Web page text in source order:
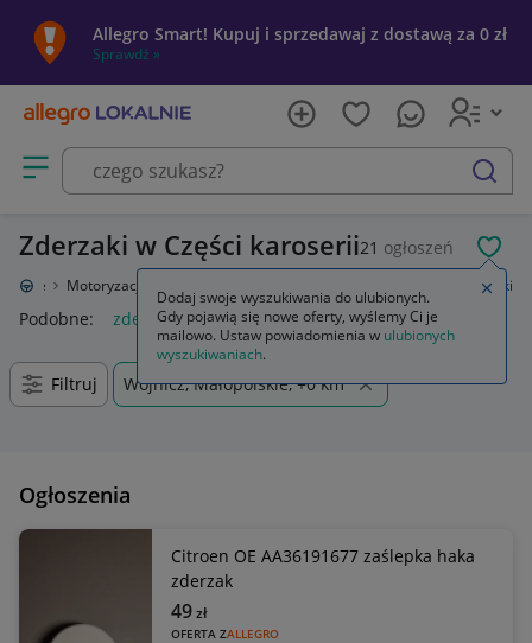
Allegro Smart! Kupuj i sprzedawaj z dostawą za 0 zł
Sprawdź »
Otwórz menu z kategoriami
szukaj
Zderzaki w Części karoserii21 ogłoszeń
Motoryzacja Zderzaki
Podobne: zderzak bmw e90 lci m pakiet zderzak zderzaki
Filtruj Wojnicz, Małopolskie, +0 km
Ogłoszenia
Citroen OE AA36191677 zaślepka haka
zderzak
OFERTA ZALLEGRO
49zł
Dodaj swoje wyszukiwania do ulubionych.
Gdy pojawią się nowe oferty, wyślemy Ci je
mailowo. Ustaw powiadomienia w ulubionych
wyszukiwaniach.